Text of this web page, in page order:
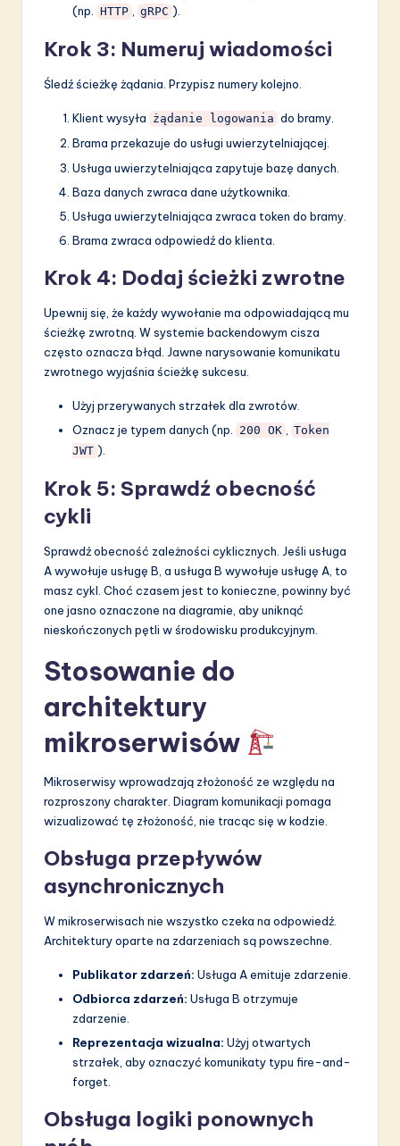
(np. HTTP , gRPC ).
Krok 3: Numeruj wiadomości
Śledź ścieżkę żądania. Przypisz numery kolejno.
Klient wysyła żądanie logowania do bramy.
Brama przekazuje do usługi uwierzytelniającej.
Usługa uwierzytelniająca zapytuje bazę danych.
Baza danych zwraca dane użytkownika.
Usługa uwierzytelniająca zwraca token do bramy.
Brama zwraca odpowiedź do klienta.
Krok 4: Dodaj ścieżki zwrotne
Upewnij się, że każdy wywołanie ma odpowiadającą mu
ścieżkę zwrotną. W systemie backendowym cisza
często oznacza błąd. Jawne narysowanie komunikatu
zwrotnego wyjaśnia ścieżkę sukcesu.
Użyj przerywanych strzałek dla zwrotów.
Oznacz je typem danych (np.
200 OK
Token
JWT ).
Krok 5: Sprawdź obecność
cykli
Sprawdź obecność zależności cyklicznych. Jeśli usługa
A wywołuje usługę B, a usługa B wywołuje usługę A, to
masz cykl. Choć czasem jest to konieczne, powinny być
one jasno oznaczone na diagramie, aby uniknąć
nieskończonych pętli w środowisku produkcyjnym.
Stosowanie do
architektury
mikroserwisów
Mikroserwisy wprowadzają złożoność ze względu na
rozproszony charakter. Diagram komunikacji pomaga
wizualizować tę złożoność, nie tracąc się w kodzie.
Obsługa przepływów
asynchronicznych
W mikroserwisach nie wszystko czeka na odpowiedź.
Architektury oparte na zdarzeniach są powszechne.
Publikator zdarzeń: Usługa A emituje zdarzenie.
Odbiorca zdarzeń: Usługa B otrzymuje
zdarzenie.
Reprezentacja wizualna: Użyj otwartych
strzałek, aby oznaczyć komunikaty typu fire-and-
forget.
Obsługa logiki ponownych